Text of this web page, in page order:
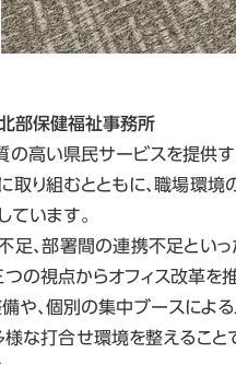
北部保健福祉事務所
高い県民サービスを提供
取り組むとともに、職場環
ています。
部署間の連携不足といっ
三つの視点からオフィス改革
や、個別の集中ブースによる
様な打合せ環境を整えること